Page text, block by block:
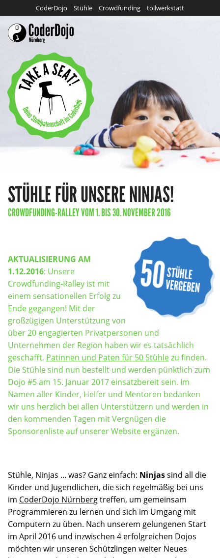
CoderDojo Stühle Crowdfunding tollwerkstatt
STÜHLE FÜR UNSERE NINJAS!
CROWDFUNDING-RALLEYDES
VOM1.BIS30.NOVEMBER 2016
50STÜHLE
VERGEBEN
AKTUALISIERUNG AM
1.12.2016: Unsere
Crowdfunding-Ralley ist mit
einem sensationellen Erfolg zu
Ende gegangen! Mit der
großzügigen Unterstützung von
über 20 engagierten Privatpersonen und
Unternehmen der Region haben wir es tatsächlich
geschafft, Patinnen und Paten für 50 Stühlezu finden.
Die Stühle sind nun bestellt und werden pünktlich zum
Dojo #5 am 15. Januar 2017 einsatzbereit sein. Im
Namen aller Kinder, Helfer und Mentoren bedanken
wir uns herzlich bei allen Unterstützern und werden in
den kommenden Tagen mit Vergnügen die
Sponsorenliste auf unserer Website ergänzen.
Stühle, Ninjas ... was? Ganz einfach: Ninjassind all die
Kinder und Jugendlichen, die sich regelmäßig bei uns
im CoderDojo Nürnbergtreffen, um gemeinsam
Programmieren zu lernen und sich im Umgang mit
Computern zu üben. Nach unserem gelungenen Start
im April 2016 und inzwischen 4 erfolgreichen Dojos
möchten wir unseren Schützlingen weiter Neues